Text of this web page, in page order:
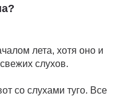
лета, хотя оно и
слухов.
со слухами туго. Все